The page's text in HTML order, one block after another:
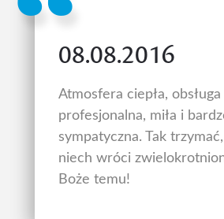
08.08.2016
Atmosfera ciepła, obsługa
profesjonalna, miła i
sympatyczna. Tak
niech wróci
Boże temu!